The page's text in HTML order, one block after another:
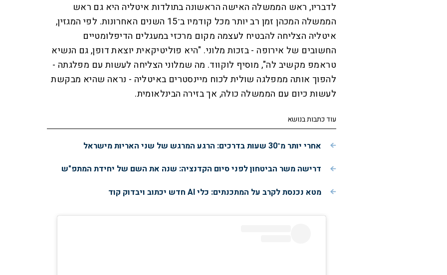
לדבריו, ראש הממשלה האישה הראשונה בתולדות איטליה היא גם ראש
הממשלה המכהן זמן רב יותר מכל קודמיו ב־15 השנים האחרונות. לפי המגזין,
איטליה הצליחה להבטיח לעצמה מקום מרכזי במעגלים הדיפלומטיים
החשובים של אירופה - בזכות מלוני. "היא פוליטיקאית יוצאת דופן, גם הנשיא
טראמפ מקשיב לה", מוסיף לוקווד. מה שמלוני הצליחה לעשות עם מפלגתה -
להפוך אותה ממפלגה שולית לכוח מיינסטרים באיטליה - נראה שהיא מבקשת
לעשות כיום עם הממשלה כולה, אך בזירה הבינלאומית.
עוד כתבות בנושא
אחרי יותר מ־30 שעות בדרכים: הרגע המרגש של שני האריות מישראל
דרישה משר הביטחון לפני סיום הקדנציה: שנה את השם של יחידת המתפ"ש
מטא נכנסת לקרב על המתכנתים: כלי AI חדש יכתוב ויבדוק קוד